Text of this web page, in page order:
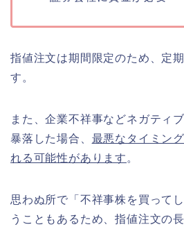
指値注文は期間限定のため、定
す。
また、企業不祥事などネガティ
暴落した場合、 最悪なタイミン
れる可能性があります。
思わぬ所で「不祥事株を買って
うこともあるため、指値注文の